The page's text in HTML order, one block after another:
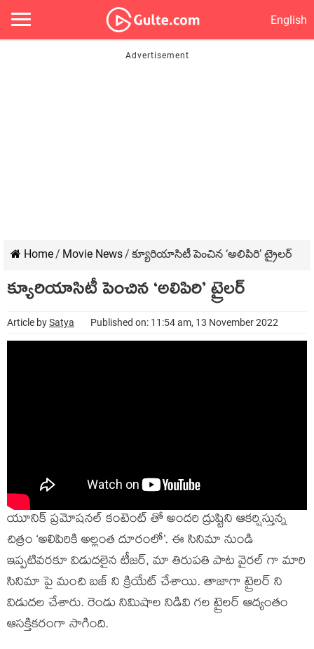
English
Home/ Movie News/ క్యూరియాసిటీ పెంచిన ‘అలిపిరి’ ట్రైలర్
క్యూరియాసిటీ పెంచిన ‘అలిపిరి’ ట్రైలర్
Article bySatya Published on: 11:54 am, 13 November 2022
యూనిక్ ప్రమోషనల్ కంటెంట్ తో అందరి ద్రుష్టిని ఆకర్షిస్తున్న
చిత్రం ‘అలిపిరికి అల్లంత దూరంలో’. ఈ సినిమా నుండి
ఇప్పటివరకూ విడుదలైన టీజర్, మా తిరుపతి పాట వైరల్ గా మారి
సినిమా పై మంచి బజ్ ని క్రియేట్ చేశాయి. తాజాగా ట్రైలర్ ని
విడుదల చేశారు. రెండు నిమిషాల నిడివి గల ట్రైలర్ ఆద్యంతం
ఆసక్తికరంగా సాగింది.